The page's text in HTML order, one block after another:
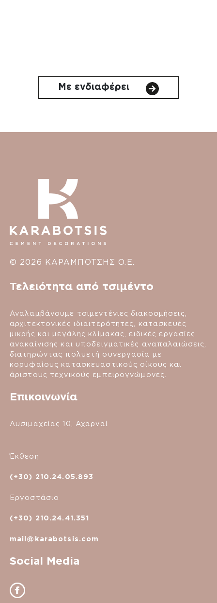
Με ενδιαφέρει
© 2026 ΚΑΡΑΜΠΟΤΣΗΣ Ο.Ε.
Τελειότητα από τσιμέντο
Αναλαμβάνουμε τσιμεντένιες διακοσμήσεις,
αρχιτεκτονικές ιδιαιτερότητες, κατασκευές
μικρής και μεγάλης κλίμακας, ειδικές εργασίες
ανακαίνισης και υποδειγματικές αναπαλαιώσεις,
διατηρώντας πολυετή συνεργασία με
κορυφαίους κατασκευαστικούς οίκους και
άριστους τεχνικούς εμπειρογνώμονες.
Επικοινωνία
Λυσιμαχείας 10, Αχαρναί
Έκθεση
(+30) 210.24.05.893
Εργοστάσιο
(+30) 210.24.41.351
mail@karabotsis.com
Social Media